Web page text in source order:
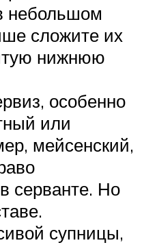
небольшом
сложите их
нижнюю
особенно
или
мейсенский,
серванте. Но
супницы,